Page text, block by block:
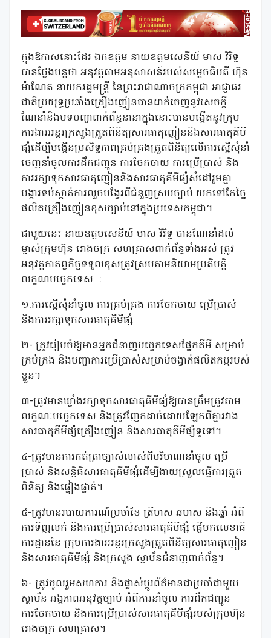
ក្នុងឱកាសនោះដែរ ឯកឧត្តម នាយឧត្តមសេនីយ៍ មាស វិរិទ្ធ
បានថ្លែងបន្តថា អនុវត្តតាមអនុសាសន៍របស់សម្តេចធិបតី ហ៊ុន
ម៉ាណែត នាយករដ្ឋមន្រ្តី នៃព្រះរាជាណាចក្រកម្ពុជា អាជ្ញាធរ
ជាតិប្រយុទ្ធប្រឆាំងគ្រឿងញៀនបានដាក់ចេញនូវសេចក្តី
ណែនាំនិងបទបញ្ជាពាក់ព័ន្ធនានាក្នុងនោះបានបង្កើតនូវក្រុម
ការងារអន្តរក្រសួងត្រួតពិនិត្យសារធាតុញៀននិងសារធាតុគីមី
ផ្សំដើម្បីបង្កើនប្រសិទ្ធភាពគ្រប់គ្រងត្រួតពិនិត្យលើការស្នើសុំនាំ
ចេញនាំចូលការដឹកជញ្ជូន ការចែកចាយ ការប្រើប្រាស់ និង
ការរក្សាទុកសារធាតុញៀននិងសារធាតុគីមីផ្សំសំដៅរួមគ្នា
បង្ការទប់ស្កាត់ការលួចបង្វែរពីជំនួញស្របច្បាប់ យកទៅកែច្នៃ
ផលិតគ្រឿងញៀនខុសច្បាប់នៅក្នុងប្រទេសកម្ពុជា។
ជាមួយនេះ នាយឧត្តមសេនីយ៍ មាស វិរិទ្ធ បានណែនាំដល់
ម្ចាស់ក្រុមហ៊ុន រោងចក្រ សហគ្រាសពាក់ព័ន្ធទាំងអស់ ត្រូវ
អនុវត្តកាតព្វកិច្ចទទួលខុសត្រូវស្របតាមនិយាមប្រតិបត្តិ
លក្ខណបច្ចេកទេស :
១.ការស្នើសុំនាំចូល ការគ្រប់គ្រង ការចែកចាយ ប្រើប្រាស់
និងការរក្សាទុកសារធាតុគីមីផ្សំ
២- ត្រូវរៀបចំឱ្យមានអ្នកជំនាញបច្ចេកទេសផែ្នកគីមី សម្រាប់
គ្រប់គ្រង និងបញ្ជាការប្រើប្រាស់សម្រាប់ចង្វាក់ផលិតកម្មរបស់
ខ្លួន។
៣-ត្រូវមានឃ្លាំងរក្សាទុកសារធាតុគីមីផ្សំឱ្យបានត្រឹមត្រូវតាម
លក្ខណៈបច្ចេកទេស និងត្រូវញែកដាច់ដោយឡែកពីគ្នារវាង
សារធាតុគីមីផ្សំគ្រឿងញៀន និងសារធាតុគីមីផ្សំទូទៅ។
៤-ត្រូវមានការកត់ត្រាច្បាស់លាស់ពីបរិមាណនាំចូល ប្រើ
ប្រាស់ និងសន្និធិសារធាតុគីមីផ្សំដើម្បីងាយស្រួលធ្វើការត្រួត
ពិនិត្យ និងផ្ទៀងផ្ទាត់។
៥-ត្រូវមានរបាយការណ៍ប្រចាំខែ ត្រីមាស ឆមាស និងឆ្នាំ អំពី
ការទិញលក់ និងការប្រើប្រាស់សារធាតុគីមីផ្សំ ផ្ញើមកលេខាធិ
ការដ្ឋាននៃ ក្រុមការងារអន្តរក្រសួងត្រួតពិនិត្យសារធាតុញៀន
និងសារធាតុគីមីផ្សំ និងក្រសួង ស្ថាប័នជំនាញពាក់ព័ន្ធ។
៦- ត្រូវចូលរួមសហការ និងផ្លាស់ប្តូរព័ត៌មានជាប្រចាំជាមួយ
ស្ថាប័ន អង្គភាពអនុវត្តច្បាប់ អំពីការនាំចូល ការដឹកជញ្ជូន
ការចែកចាយ និងការប្រើប្រាស់សារធាតុគីមីផ្សំរបស់ក្រុមហ៊ុន
រោងចក្រ សហគ្រាស។